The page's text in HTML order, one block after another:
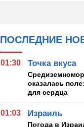
ПОСЛЕДНИЕ
01:30 Точка вкуса
оказалась
для сердца
01:03 Израиль
Погода в